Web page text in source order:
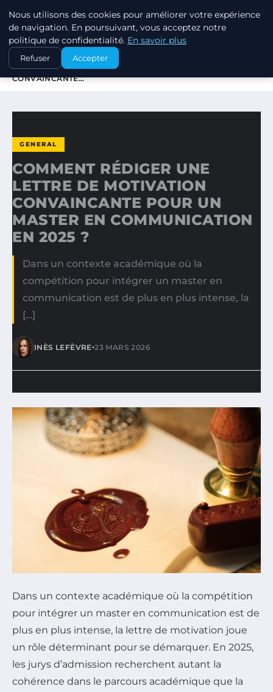
MARKETING STRATEGIQUE
ACCUEIL
GENERAL
COMMENT RÉDIGER UNE LETTRE DE MOTIVATION
CONVAINCANTE…
GENERAL
COMMENT RÉDIGER UNE
LETTRE DE MOTIVATION
CONVAINCANTE POUR UN
MASTER EN COMMUNICATION
EN 2025 ?
Dans un contexte académique où la
compétition pour intégrer un master en
communication est de plus en plus intense, la
[…]
INÈS LEFÈVRE•23 MARS 2026
Dans un contexte académique où la compétition
pour intégrer un master en communication est de
plus en plus intense, la lettre de motivation joue
un rôle déterminant pour se démarquer. En 2025,
les jurys d’admission recherchent autant la
cohérence dans le parcours académique que la
Nous utilisons des cookies pour améliorer votre expérience
de navigation. En poursuivant, vous acceptez notre
politique de confidentialité. En savoir plus
Refuser Accepter